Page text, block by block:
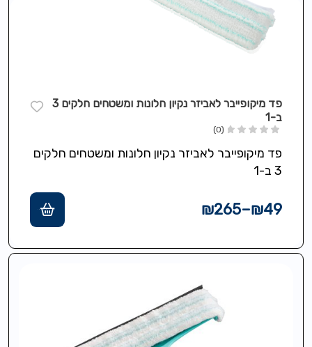
פד מיקופייבר לאביזר נקיון חלונות ומשטחים חלקים 3
ב-1
(0)
פד מיקופייבר לאביזר נקיון חלונות ומשטחים חלקים
3 ב-1
₪49
–
₪265